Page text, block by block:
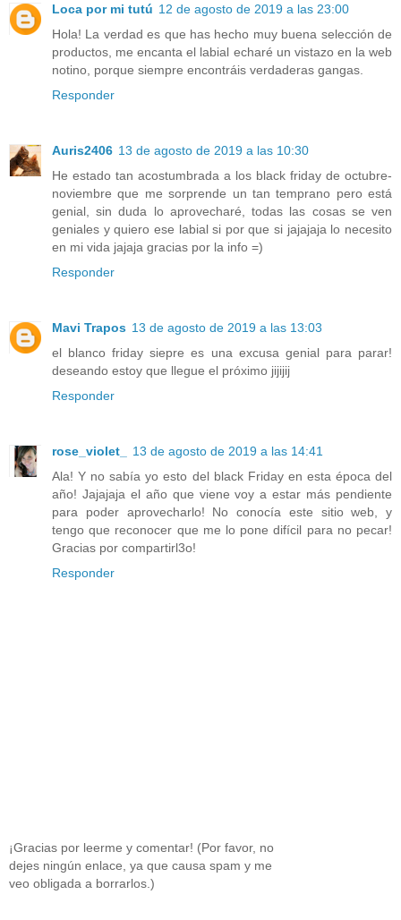
Loca por mi tutú 12 de agosto de 2019 a las 23:00
Hola! La verdad es que has hecho muy buena selección de
productos, me encanta el labial echaré un vistazo en la web
notino, porque siempre encontráis verdaderas gangas.
Responder
Auris2406 13 de agosto de 2019 a las 10:30
He estado tan acostumbrada a los black friday de octubre-
noviembre que me sorprende un tan temprano pero está
genial, sin duda lo aprovecharé, todas las cosas se ven
geniales y quiero ese labial si por que si jajajaja lo necesito
en mi vida jajaja gracias por la info =)
Responder
Mavi Trapos 13 de agosto de 2019 a las 13:03
el blanco friday siepre es una excusa genial para parar!
deseando estoy que llegue el próximo jijijij
Responder
rose_violet_
13 de agosto de 2019 a las 14:41
Ala! Y no sabía yo esto del black Friday en esta época del
año! Jajajaja el año que viene voy a estar más pendiente
para poder aprovecharlo! No conocía este sitio web, y
tengo que reconocer que me lo pone difícil para no pecar!
Gracias por compartirl3o!
Responder
¡Gracias por leerme y comentar! (Por favor, no
dejes ningún enlace, ya que causa spam y me
veo obligada a borrarlos.)